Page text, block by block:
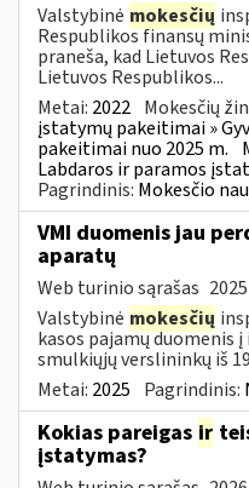
Valstybinė mokesčių
Respublikos finansų
praneša, kad Lietuvos
Lietuvos Respublikos...
Metai: 2022 Mokesčių
įstatymų pakeitimai »
pakeitimai nuo 2025 m.
Labdaros ir paramos
Pagrindinis: Mokesčio
VMI duomenis jau
aparatų
Web turinio sąrašas
Valstybinė mokesčių
kasos pajamų duomenis
smulkiųjų verslininkų iš
Metai: 2025 Pagrindinis:
Kokias pareigas ir
įstatymas?